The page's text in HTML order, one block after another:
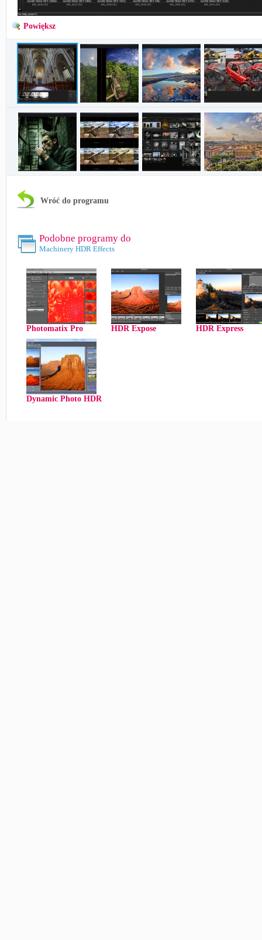
Powiększ
Wróć do programu
Podobne programy do
Machinery HDR Effects
Photomatix Pro HDR Expose HDR Express
Dynamic Photo HDR